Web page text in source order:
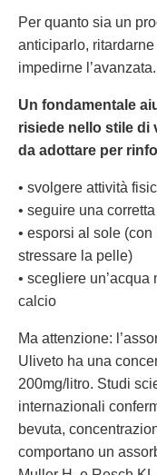
Per quanto sia un
anticiparlo,
impedirne l’avanzata.
Un fondamentale
risiede nello stile di
da adottare per
• svolgere attività
• seguire una
• esporsi al sole
stressare la pelle)
• scegliere
calcio
Ma attenzione:
Uliveto ha una
200mg/litro. Studi
internazionali
bevuta,
comportano un